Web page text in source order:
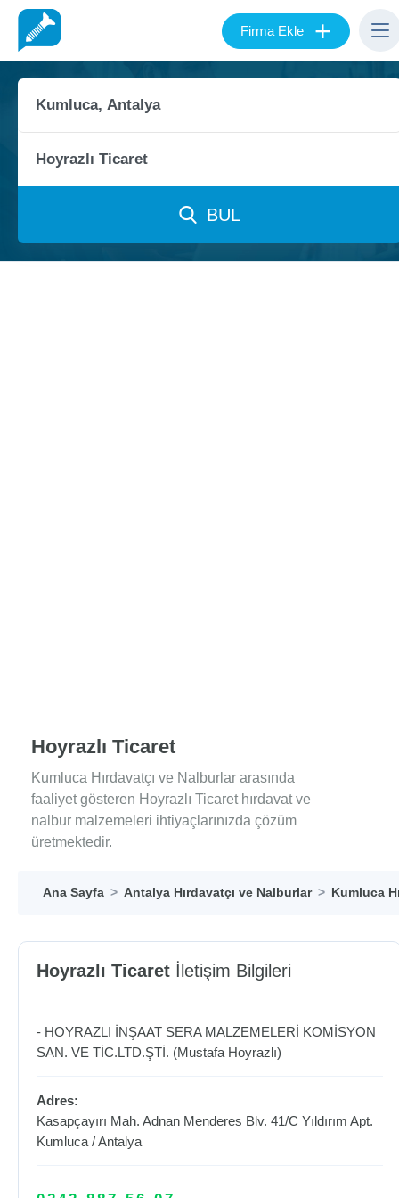
Firma Ekle +
BUL
Hoyrazlı Ticaret
Kumluca Hırdavatçı ve Nalburlar arasında
faaliyet gösteren Hoyrazlı Ticaret hırdavat ve
nalbur malzemeleri ihtiyaçlarınızda çözüm
üretmektedir.
Ana Sayfa Antalya Hırdavatçı ve Nalburlar Kumluca
Hoyrazlı Ticaret İletişim Bilgileri
- HOYRAZLI İNŞAAT SERA MALZEMELERİ KOMİSYON
SAN. VE TİC.LTD.ŞTİ. (Mustafa Hoyrazlı)
Adres:
Kasapçayırı Mah. Adnan Menderes Blv. 41/C Yıldırım Apt.
Kumluca /Antalya